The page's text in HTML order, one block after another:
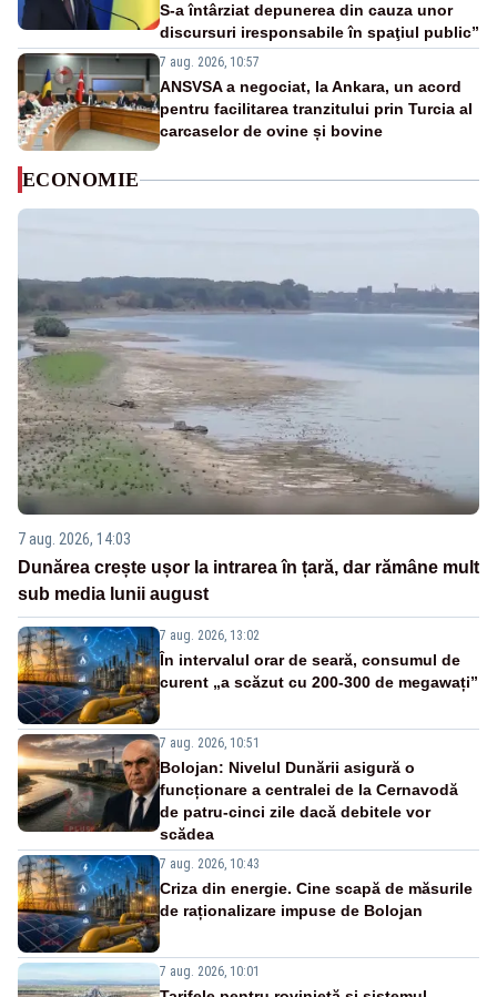
S-a întârziat depunerea din cauza unor
discursuri iresponsabile în spaţiul public”
7 aug. 2026, 10:57
ANSVSA a negociat, la Ankara, un acord
pentru facilitarea tranzitului prin Turcia al
carcaselor de ovine și bovine
ECONOMIE
7 aug. 2026, 14:03
Dunărea crește ușor la intrarea în țară, dar rămâne mult
sub media lunii august
7 aug. 2026, 13:02
În intervalul orar de seară, consumul de
curent „a scăzut cu 200-300 de megawați”
7 aug. 2026, 10:51
Bolojan: Nivelul Dunării asigură o
funcționare a centralei de la Cernavodă
de patru-cinci zile dacă debitele vor
scădea
7 aug. 2026, 10:43
Criza din energie. Cine scapă de măsurile
de raționalizare impuse de Bolojan
7 aug. 2026, 10:01